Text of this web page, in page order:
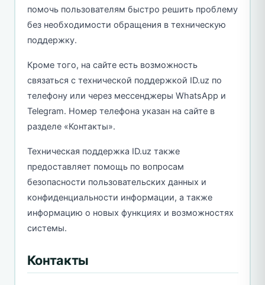
помочь пользователям быстро решить проблему
без необходимости обращения в техническую
поддержку.
Кроме того, на сайте есть возможность
связаться с технической поддержкой ID.uz по
телефону или через мессенджеры WhatsApp и
Telegram. Номер телефона указан на сайте в
разделе «Контакты».
Техническая поддержка ID.uz также
предоставляет помощь по вопросам
безопасности пользовательских данных и
конфиденциальности информации, а также
информацию о новых функциях и возможностях
системы.
Контакты